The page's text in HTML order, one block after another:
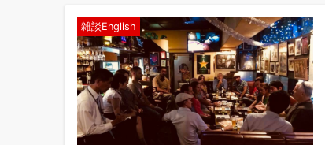
雑談English